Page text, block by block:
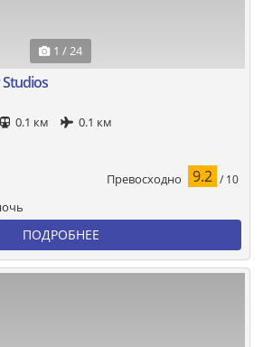
1 / 24
0.1 км
0.1 км
Превосходно 9.2 / 10
ПОДРОБНЕЕ